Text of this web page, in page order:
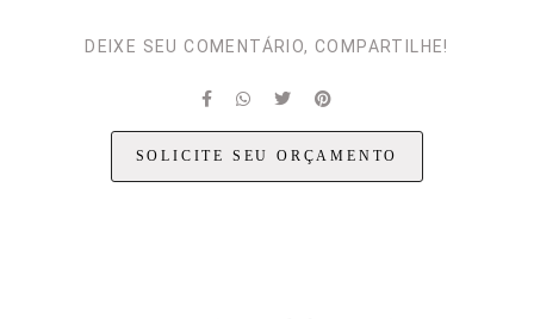
DEIXE SEU COMENTÁRIO, COMPARTILHE!
SOLICITE SEU ORÇAMENTO